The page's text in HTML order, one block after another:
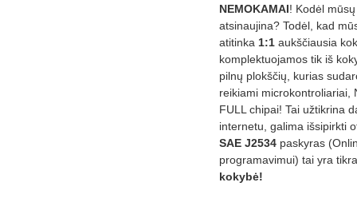
NEMOKAMAI! Kodėl
atsinaujina? Todėl, kad
atitinka 1:1 aukščiausia
komplektuojamos tik iš
pilnų plokščių, kurias
reikiami microkontroliariai,
FULL chipai! Tai užtikrina
internetu, galima išsipirkti
SAE J2534 paskyras
programavimui) tai yra
kokybė!